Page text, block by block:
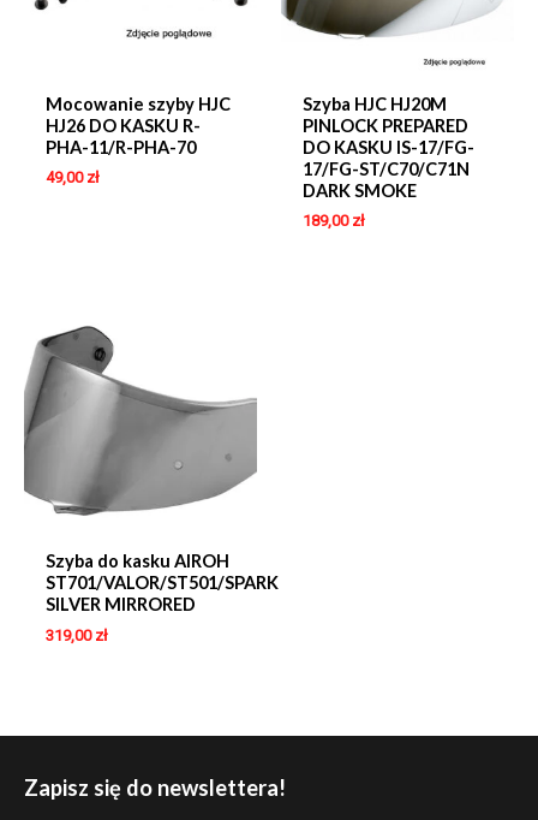
Mocowanie szyby HJC
HJ26 DO KASKU R-
PHA-11/R-PHA-70
49,00 zł
Szyba HJC HJ20M
PINLOCK PREPARED
DO KASKU IS-17/FG-
17/FG-ST/C70/C71N
DARK SMOKE
189,00 zł
Szyba do kasku AIROH
ST701/VALOR/ST501/SPARK
SILVER MIRRORED
319,00 zł
Zapisz się do newslettera!